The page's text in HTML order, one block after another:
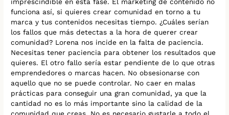
funciona así, si quieres crear comunidad en torno a tu
marca y tus contenidos necesitas tiempo. ¿Cuáles serían
los fallos que más detectas a la hora de querer crear
comunidad? Lorena nos incide en la falta de paciencia.
Necesitas tener paciencia para obtener los resultados que
quieres. El otro fallo sería estar pendiente de lo que otras
emprendedores o marcas hacen. No obsesionarse con
aquello que no se puede controlar. No caer en malas
prácticas para conseguir una gran comunidad, ya que la
cantidad no es lo más importante sino la calidad de la
comunidad que creas. No es necesario gustarle a todo el